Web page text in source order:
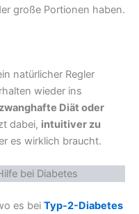
große Portionen haben.
natürlicher Regler
wieder ins
Diät oder
dabei, intuitiver zu
es wirklich braucht.
bei Diabetes
es bei Typ-2-Diabetes